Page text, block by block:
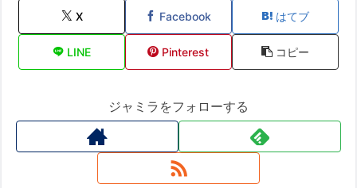
X Facebook はてブ
LINE Pinterest コピー
ジャミラをフォローする